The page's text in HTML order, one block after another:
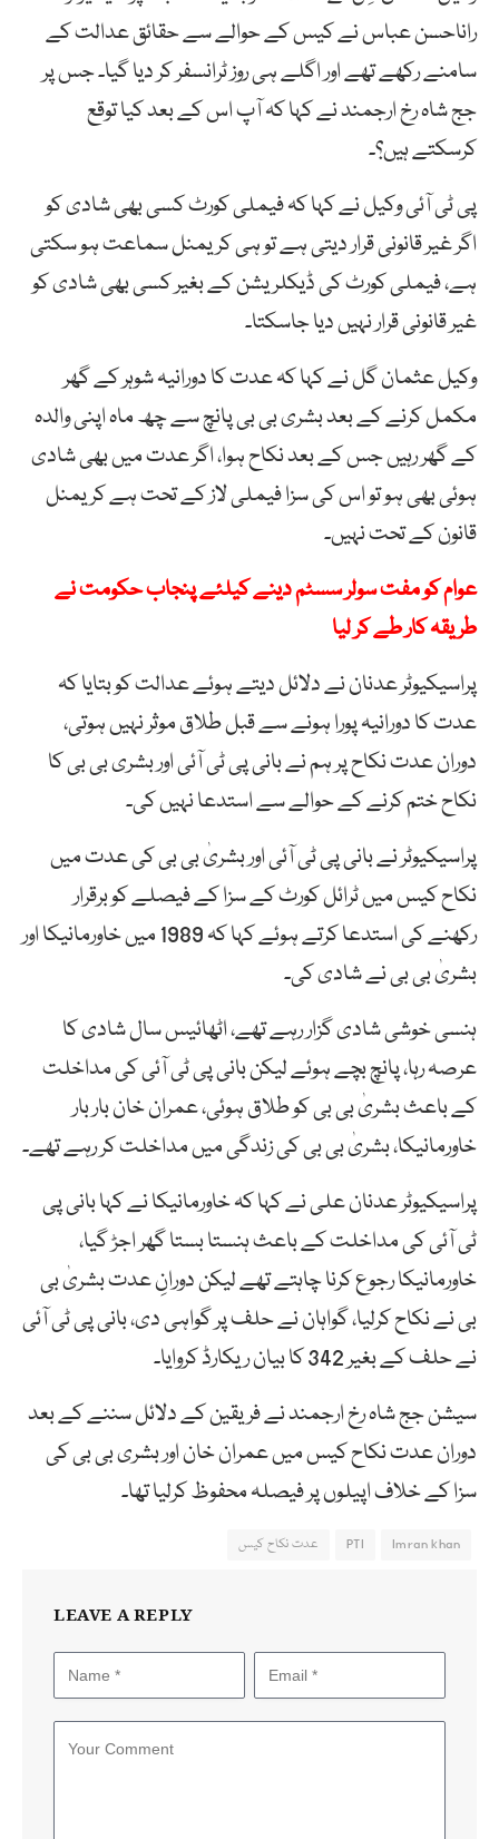
راناحسن عباس نے کیس کے حوالے سے حقائق عدالت کے
سامنے رکھے تھے اور اگلے ہی روز ٹرانسفر کر دیا گیا۔ جس پر
جج شاہ رخ ارجمند نے کہا کہ آپ اس کے بعد کیا توقع
کرسکتے ہیں؟۔
پی ٹی آئی وکیل نے کہا کہ فیملی کورٹ کسی بھی شادی کو
اگر غیر قانونی قرار دیتی ہے تو ہی کریمنل سماعت ہو سکتی
ہے، فیملی کورٹ کی ڈیکلریشن کے بغیر کسی بھی شادی کو
غیر قانونی قرار نہیں دیا جاسکتا۔
وکیل عثمان گل نے کہا کہ عدت کا دورانیہ شوہر کے گھر
مکمل کرنے کے بعد بشری بی بی پانچ سے چھ ماہ اپنی والدہ
کے گھر رہیں جس کے بعد نکاح ہوا، اگر عدت میں بھی شادی
ہوئی بھی ہو تو اس کی سزا فیملی لاز کے تحت ہے کریمنل
قانون کے تحت نہیں۔
عوام کو مفت سولر سسٹم دینے کیلئے پنجاب حکومت نے
طریقہ کار طے کر لیا
پراسیکیوٹر عدنان نے دلائل دیتے ہوئے عدالت کو بتایا کہ
عدت کا دورانیہ پورا ہونے سے قبل طلاق موثر نہیں ہوتی،
دوران عدت نکاح پر ہم نے بانی پی ٹی آئی اور بشری بی بی کا
نکاح ختم کرنے کے حوالے سے استدعا نہیں کی۔
پراسیکیوٹر نے بانی پی ٹی آئی اور بشریٰ بی بی کی عدت میں
نکاح کیس میں ٹرائل کورٹ کے سزا کے فیصلے کو برقرار
رکھنے کی استدعا کرتے ہوئے کہا کہ 1989 میں خاورمانیکا اور
بشریٰ بی بی نے شادی کی۔
ہنسی خوشی شادی گزار رہے تھے، اٹھائیس سال شادی کا
عرصہ رہا، پانچ بچے ہوئے لیکن بانی پی ٹی آئی کی مداخلت
کے باعث بشریٰ بی بی کو طلاق ہوئی، عمران خان بار بار
خاورمانیکا، بشریٰ بی بی کی زندگی میں مداخلت کر رہے تھے۔
پراسیکیوٹر عدنان علی نے کہا کہ خاورمانیکا نے کہا بانی پی
ٹی آئی کی مداخلت کے باعث ہنستا بستا گھر اجڑ گیا،
خاورمانیکا رجوع کرنا چاہتے تھے لیکن دورانِ عدت بشریٰ بی
بی نے نکاح کرلیا، گواہان نے حلف پر گواہی دی، بانی پی ٹی آئی
نے حلف کے بغیر 342 کا بیان ریکارڈ کروایا۔
سیشن جج شاہ رخ ارجمند نے فریقین کے دلائل سننے کے بعد
دوران عدت نکاح کیس میں عمران خان اور بشری بی بی کی
سزا کے خلاف اپیلوں پر فیصلہ محفوظ کرلیا تھا۔
Imran khan
PTI عدت نکاح کیس
LEAVE A REPLY